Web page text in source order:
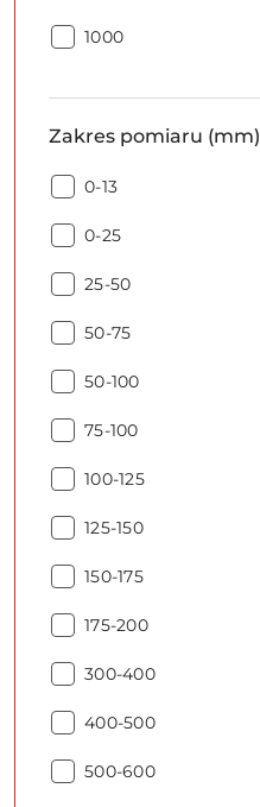
Długość
1000
Zakres pomiaru (mm)
Zakres
(mm):
0-13
Zakres
(mm):
0-25
Zakres
(mm):
25-50
Zakres
(mm):
50-75
Zakres
(mm):
50-100
Zakres
(mm):
75-100
Zakres
(mm):
100-125
Zakres
(mm):
125-150
Zakres
(mm):
150-175
Zakres
(mm):
175-200
Zakres
(mm):
300-400
Zakres
(mm):
400-500
Zakres
500-600